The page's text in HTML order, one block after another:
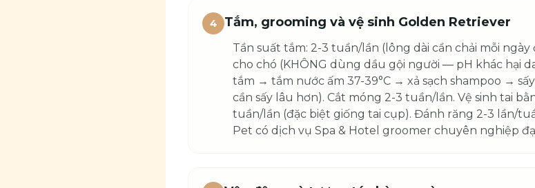
4 Tắm, grooming và vệ sinh Golden Retriever
Tần suất tắm: 2-3 tuần/lần (lông dài cần chải mỗi
cho chó (KHÔNG dùng dầu gội người — pH khác hại
tắm → tắm nước ấm 37-39°C → xả sạch shampoo →
cần sấy lâu hơn). Cắt móng 2-3 tuần/lần. Vệ sinh tai
tuần/lần (đặc biệt giống tai cụp). Đánh răng 2-3 lần/
Pet có dịch vụ Spa & Hotel groomer chuyên nghiệp